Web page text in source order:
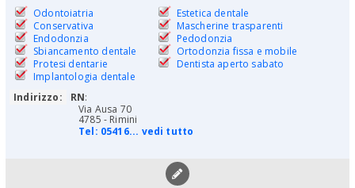
Odontoiatria
Conservativa
Endodonzia
Sbiancamento dentale
Protesi dentarie
Implantologia dentale
Estetica dentale
Mascherine trasparenti
Pedodonzia
Ortodonzia fissa e mobile
Dentista aperto sabato
Indirizzo: RN:
Via Ausa 70
4785 - Rimini
Tel: 05416... vedi tutto